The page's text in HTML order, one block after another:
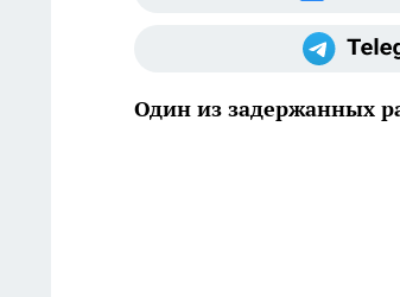
Один из задержанных